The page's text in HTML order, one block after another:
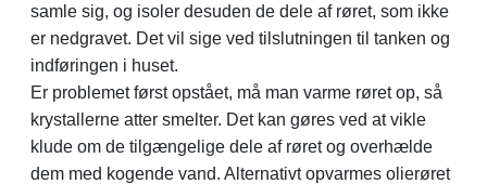
samle sig, og isoler desuden de dele af røret, som ikke
er nedgravet. Det vil sige ved tilslutningen til tanken og
indføringen i huset.
Er problemet først opstået, må man varme røret op, så
krystallerne atter smelter. Det kan gøres ved at vikle
klude om de tilgængelige dele af røret og overhælde
dem med kogende vand. Alternativt opvarmes olierøret